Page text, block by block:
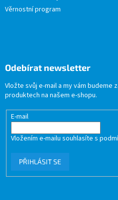
Věrnostní program
Odebírat newsletter
Vložte svůj e-mail a my vám budeme
produktech na našem e-shopu.
E-mail
Vložením e-mailu souhlasíte s
PŘIHLÁSIT SE